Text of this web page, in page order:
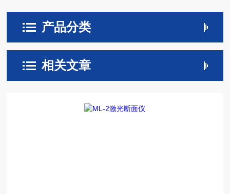
产品分类
相关文章